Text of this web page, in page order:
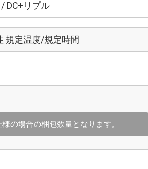
DC+リプル
規定温度/規定時間
の場合の梱包数量となります。